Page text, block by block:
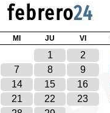
febrero24
MI JU VI
1 2
7 8 9
14 15 16
21 22 23